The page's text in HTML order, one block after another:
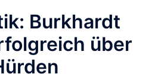
Burkhardt
über